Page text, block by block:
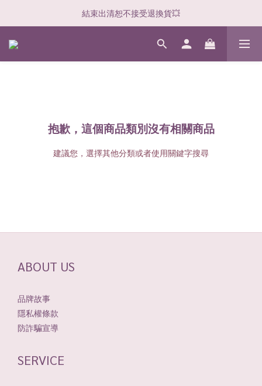
結束出清恕不接受退換貨💥
抱歉，這個商品類別沒有相關商品
建議您，選擇其他分類或者使用關鍵字搜尋
ABOUT US
品牌故事
隱私權條款
防詐騙宣導
SERVICE